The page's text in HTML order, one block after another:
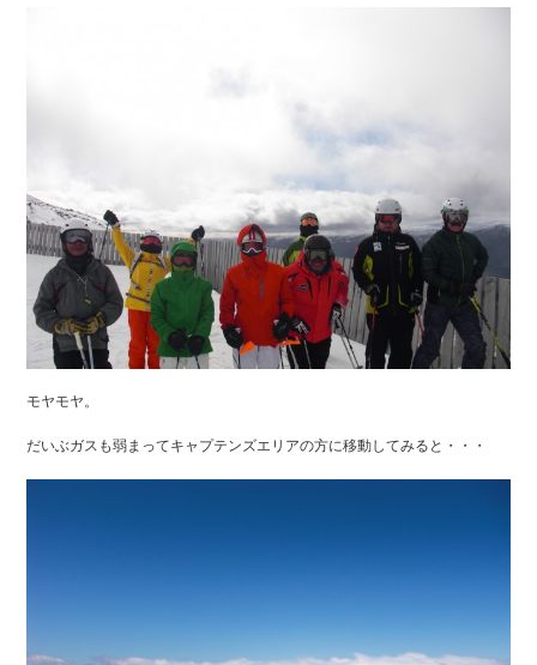
モヤモヤ。
だいぶガスも弱まってキャプテンズエリアの方に移動してみると・・・